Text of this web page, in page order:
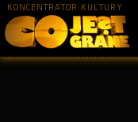
KONCENTRATOR KULTURY